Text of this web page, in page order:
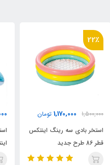
12,800,000 تومان
استخر بادی سایبان دار کودک
اینتکس مدل لاک پشت